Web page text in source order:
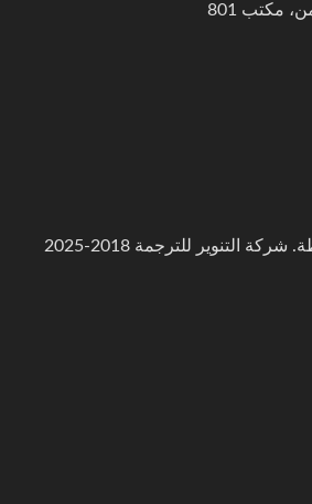
مكتب 801
التنوير للترجمة 2018-2025